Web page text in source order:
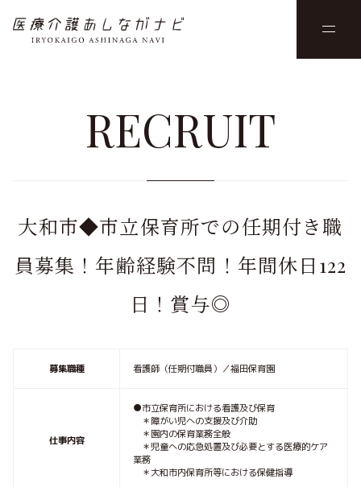
RECRUIT
大和市◆市立保育所での任期付き職
員募集！年齢経験不問！年間休日122
日！賞与◎
募集職種 看護師（任期付職員）／福田保育園
仕事内容
●市立保育所における看護及び保育
＊障がい児への支援及び介助
＊園内の保育業務全般
＊児童への応急処置及び必要とする医療的ケア
業務
＊大和市内保育所等における保健指導